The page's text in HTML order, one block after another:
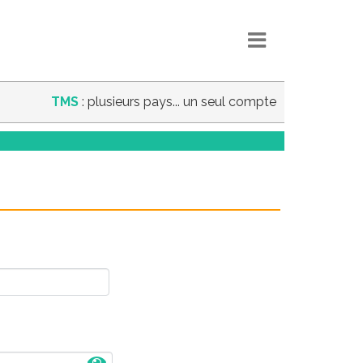
TMS : plusieurs pays... un seul compte